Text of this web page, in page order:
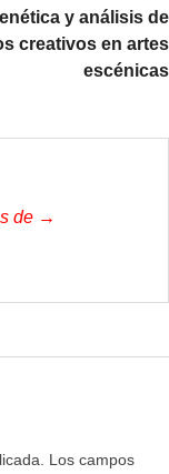
y análisis de
creativos en artes
escénicas
de →
Los campos